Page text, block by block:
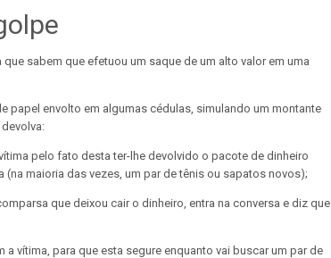
sabem que efetuou um saque de um alto valor em uma
papel envolto em algumas cédulas, simulando um montante
pelo fato desta ter-lhe devolvido o pacote de dinheiro
maioria das vezes, um par de tênis ou sapatos novos);
que deixou cair o dinheiro, entra na conversa e diz que
vítima, para que esta segure enquanto vai buscar um par de